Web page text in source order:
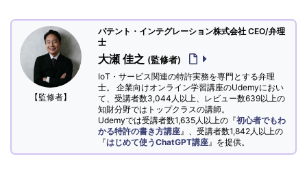
【監修者】
パテント・インテグレーション株式会社 CEO/弁理
士
大瀬 佳之 (監修者)
IoT・サービス関連の特許実務を専門とする弁理
士。 企業向けオンライン学習講座のUdemyにおい
て、受講者数3,044人以上、レビュー数639以上の
知財分野ではトップクラスの講師。
Udemyでは受講者数1,635人以上の『初心者でもわ
かる特許の書き方講座 』、受講者数1,842人以上の
『はじめて使うChatGPT講座 』を提供。